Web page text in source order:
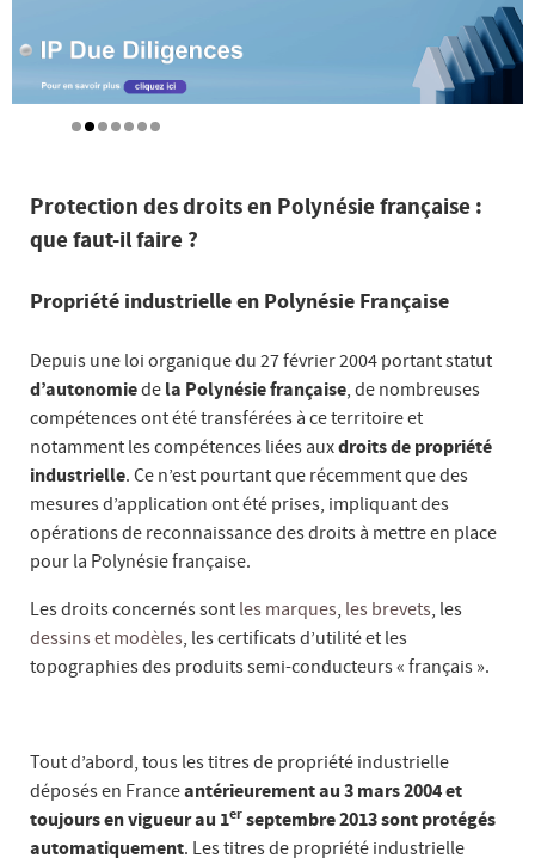
Protection des droits en Polynésie française :
que faut-il faire ?
Propriété industrielle en Polynésie Française
Depuis une loi organique du 27 février 2004 portant statut
d’autonomiede la Polynésie française, de nombreuses
compétences ont été transférées à ce territoire et
notamment les compétences liées auxdroits de propriété
industrielle. Ce n’est pourtant que récemment que des
mesures d’application ont été prises, impliquant des
opérations de reconnaissance des droits à mettre en place
pour la Polynésie française.
Les droits concernés sont les marques, les brevets, les
dessins et modèles, les certificats d’utilité et les
topographies des produits semi-conducteurs « français ».
Tout d’abord, tous les titres de propriété industrielle
déposés en Franceantérieurement au 3 mars 2004 et
toujours en vigueur au 1er septembre 2013 sont protégés
automatiquement. Les titres de propriété industrielle